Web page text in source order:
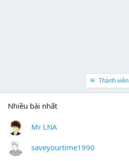
Thành viên
Nhiều bài nhất
Mr LNA
saveyourtime1990